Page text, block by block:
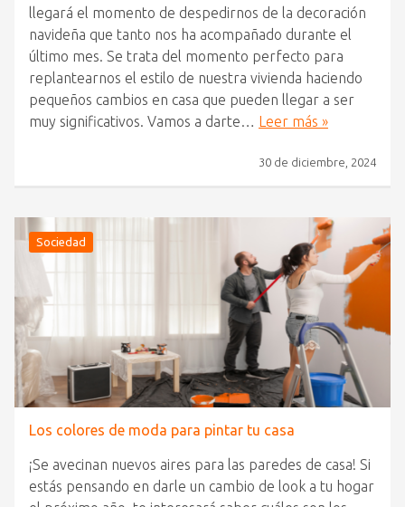
llegará el momento de despedirnos de la decoración
navideña que tanto nos ha acompañado durante el
último mes. Se trata del momento perfecto para
replantearnos el estilo de nuestra vivienda haciendo
pequeños cambios en casa que pueden llegar a ser
muy significativos. Vamos a darte… Leer más »
30 de diciembre, 2024
Sociedad
Los colores de moda para pintar tu casa
¡Se avecinan nuevos aires para las paredes de casa! Si
estás pensando en darle un cambio de look a tu hogar